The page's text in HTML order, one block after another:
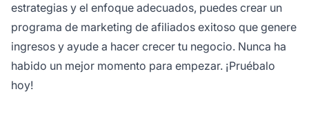
estrategias y el enfoque adecuados, puedes crear un
programa de marketing de afiliados exitoso que genere
ingresos y ayude a hacer crecer tu negocio. Nunca ha
habido un mejor momento para empezar. ¡Pruébalo
hoy!